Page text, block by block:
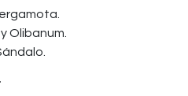
Olibanum.